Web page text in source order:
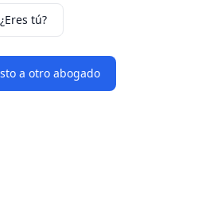
¿Eres tú?
a otro abogado